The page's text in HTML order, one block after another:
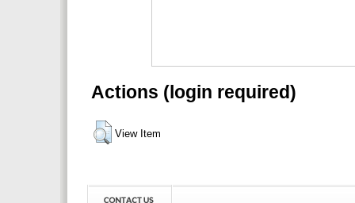
Actions (login required)
View Item